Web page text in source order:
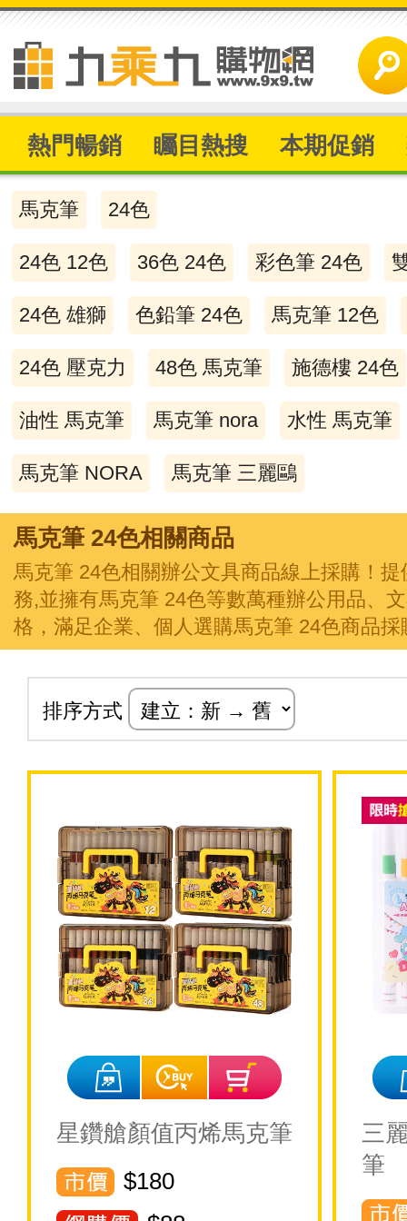
熱門暢銷 矚目熱搜 本期促銷
馬克筆 24色
24色 12色 36色 24色 彩色筆 24色
24色 雄獅 色鉛筆 24色 馬克筆 12色
24色 壓克力 48色 馬克筆 施德樓 24色
油性 馬克筆 馬克筆 nora 水性 馬克筆
馬克筆 NORA 馬克筆 三麗鷗
馬克筆 24色相關商品
馬克筆 24色相關辦公文具商品線上採購！
務,並擁有馬克筆 24色等數萬種辦公用品、
格，滿足企業、個人選購馬克筆 24色商品採
排序方式
星鑽艙顏值丙烯馬克筆
$180
三
筆